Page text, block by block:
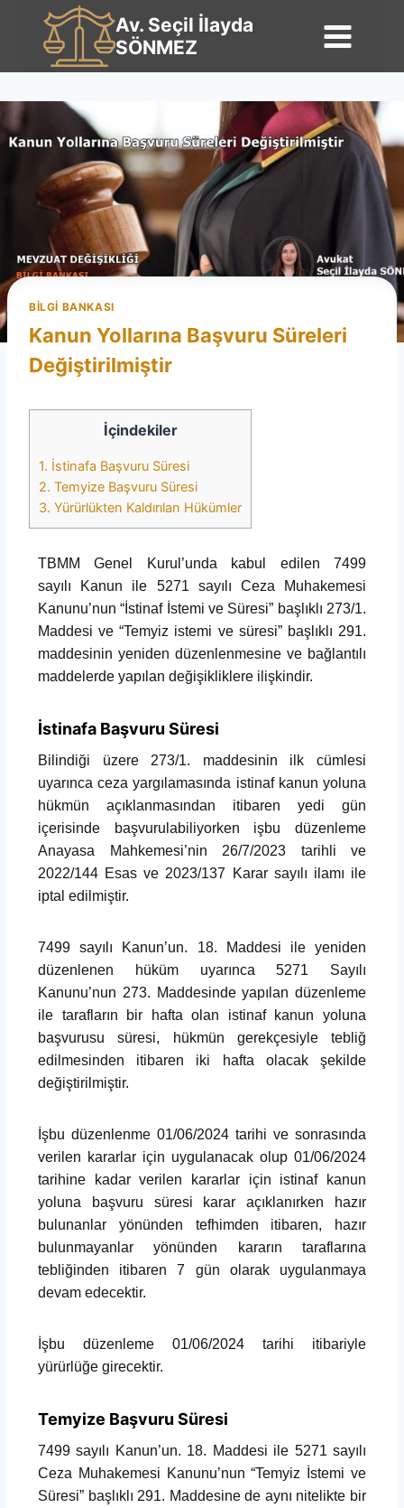
Av. Seçil İlayda
SÖNMEZ
BILGI BANKASI
Kanun Yollarına Başvuru Süreleri
Değiştirilmiştir
İçindekiler
1. İstinafa Başvuru Süresi
2. Temyize Başvuru Süresi
3. Yürürlükten Kaldırılan Hükümler
TBMM Genel Kurul’unda kabul edilen 7499
sayılı Kanun ile 5271 sayılı Ceza Muhakemesi
Kanunu’nun “İstinaf İstemi ve Süresi” başlıklı 273/1.
Maddesi ve “Temyiz istemi ve süresi” başlıklı 291.
maddesinin yeniden düzenlenmesine ve bağlantılı
maddelerde yapılan değişikliklere ilişkindir.
İstinafa Başvuru Süresi
Bilindiği üzere 273/1. maddesinin ilk cümlesi
uyarınca ceza yargılamasında istinaf kanun yoluna
hükmün açıklanmasından itibaren yedi gün
içerisinde başvurulabiliyorken işbu düzenleme
Anayasa Mahkemesi’nin 26/7/2023 tarihli ve
2022/144 Esas ve 2023/137 Karar sayılı ilamı ile
iptal edilmiştir.
7499 sayılı Kanun’un. 18. Maddesi ile yeniden
düzenlenen hüküm uyarınca 5271 Sayılı
Kanunu’nun 273. Maddesinde yapılan düzenleme
ile tarafların bir hafta olan istinaf kanun yoluna
başvurusu süresi, hükmün gerekçesiyle tebliğ
edilmesinden itibaren iki hafta olacak şekilde
değiştirilmiştir.
İşbu düzenlenme 01/06/2024 tarihi ve sonrasında
verilen kararlar için uygulanacak olup 01/06/2024
tarihine kadar verilen kararlar için istinaf kanun
yoluna başvuru süresi karar açıklanırken hazır
bulunanlar yönünden tefhimden itibaren, hazır
bulunmayanlar yönünden kararın taraflarına
tebliğinden itibaren 7 gün olarak uygulanmaya
devam edecektir.
İşbu düzenleme 01/06/2024 tarihi itibariyle
yürürlüğe girecektir.
Temyize Başvuru Süresi
7499 sayılı Kanun’un. 18. Maddesi ile 5271 sayılı
Ceza Muhakemesi Kanunu’nun “Temyiz İstemi ve
Süresi” başlıklı 291. Maddesine de aynı nitelikte bir